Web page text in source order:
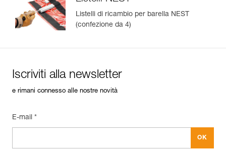
Listelli di ricambio per barella NEST
(confezione da 4)
Iscriviti alla newsletter
e rimani connesso alle nostre novità
E-mail *